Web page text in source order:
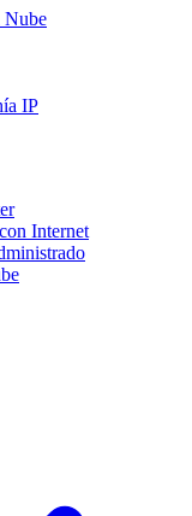
Nube
IP
Internet